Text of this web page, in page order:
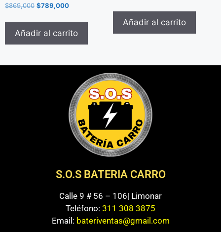
Valorado
$869,000 $789,000
Añadir al carrito
Añadir al carrito
S.O.S BATERIA CARRO
Calle 9 # 56 – 106| Limonar
Teléfono: 311 308 3875
Email: bateriventas@gmail.com